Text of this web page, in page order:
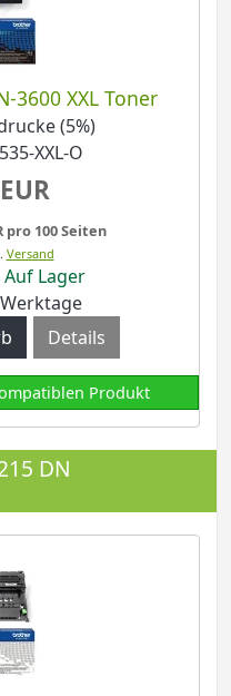
3600 XXL Toner
(5%)
XXL-O
pro 100 Seiten
Versand
Auf Lager
Details
Produkt
DN